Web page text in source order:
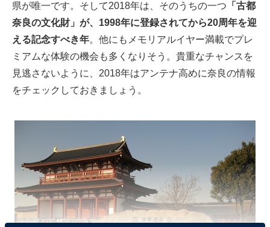
県が唯一です。そして2018年は、そのうちの一つ 「古都
奈良の文化財」が、1998年に登録されてから20周年を迎
える記念すべき年。他にもメモリアルイヤー満載でプレ
ミアムな体験の機会も多くなりそう。貴重なチャンスを
見逃さないように、2018年はアンテナ高めに奈良の情報
をチェックしておきましょう。